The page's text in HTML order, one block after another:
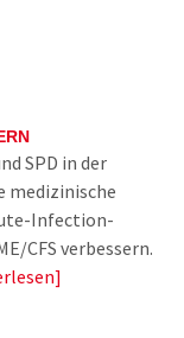
SPD in der
medizinische
Infection-
CFS verbessern.